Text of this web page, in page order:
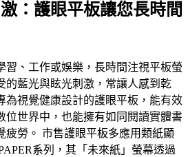
：護眼平板讓您長時間
習、工作或娛樂，長時間注視平板螢
的藍光與眩光刺激，常讓人感到乾
為視覺健康設計的護眼平板，能有效
位世界中，也能擁有如同閱讀實體書
疲勞。 市售護眼平板多應用類紙顯
系列，其「未來紙」螢幕透過